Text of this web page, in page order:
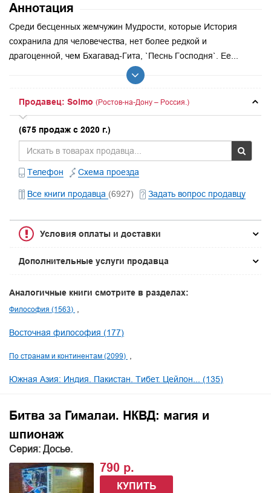
Аннотация
Среди бесценных жемчужин Мудрости, которые История
сохранила для человечества, нет более редкой и
драгоценной, чем Бхагавад-Гита, `Песнь Господня`. Ее...
Продавец: Solmo (Ростов-на-Дону – Россия.)
(675 продаж с 2020 г.)
Телефон Схема проезда
Все книги продавца (6927) Задать вопрос продавцу
Условия оплаты и доставки
Дополнительные услуги продавца
Аналогичные книги смотрите в разделах:
Философия (1563)
Восточная философия (177)
По странам и континентам (2099)
Южная Азия: Индия. Пакистан. Тибет. Цейлон... (135)
Битва за Гималаи. НКВД: магия и
шпионаж
Серия: Досье.
790 р.
КУПИТЬ